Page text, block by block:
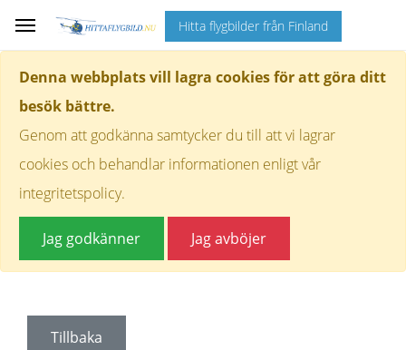
Denna webbplats vill lagra cookies för att göra ditt
besök bättre.
Genom att godkänna samtycker du till att vi lagrar
cookies och behandlar informationen enligt vår
integritetspolicy.
Jag godkänner Jag avböjer
Hitta flygbilder från Finland
Tillbaka